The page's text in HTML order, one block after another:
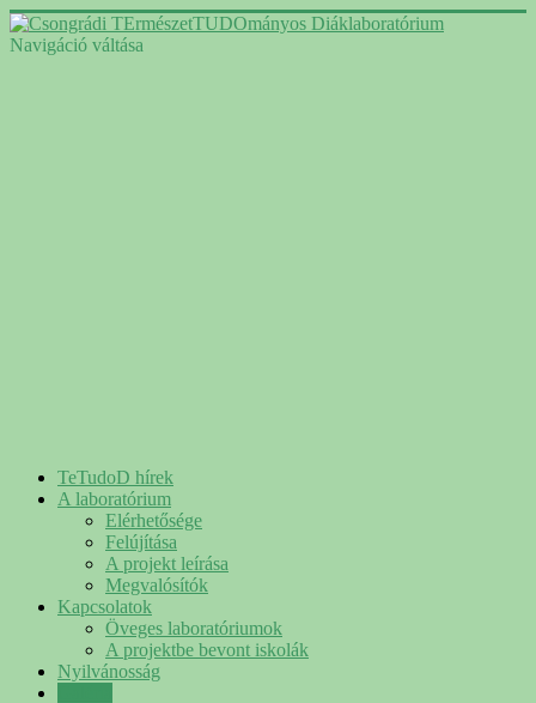
Navigáció váltása
TeTudoD hírek
A laboratórium
Elérhetősége
Felújítása
A projekt leírása
Megvalósítók
Kapcsolatok
Öveges laboratóriumok
A projektbe bevont iskolák
Nyilvánosság